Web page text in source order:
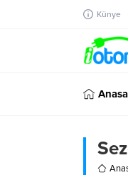
Künye